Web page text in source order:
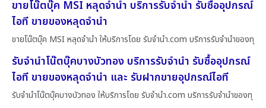
ขายโน๊ตบุ๊ค MSI หลุดจำนำ บริการรับจำนำ รับซื้ออุปกรณ์
ไอที ขายของหลุดจำนำ
ขายโน๊ตบุ๊ค MSI หลุดจำนำ ให้บริการโดย รับจํานํา.com บริการรับจำนำของทุ
รับจำนำโน๊ตบุ๊คบางบัวทอง บริการรับจำนำ รับซื้ออุปกรณ์
ไอที ขายของหลุดจำนำ และ รับฝากขายอุปกรณ์ไอที
รับจำนำโน๊ตบุ๊คบางบัวทอง ให้บริการโดย รับจํานํา.com บริการรับจำนำของทุ